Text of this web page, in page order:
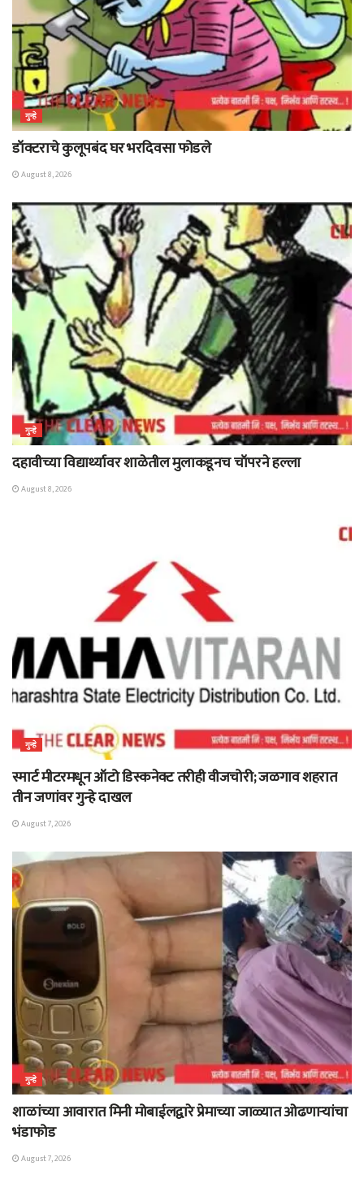
गुन्हे
डॉक्टराचे कुलूपबंद घर भरदिवसा फोडले
August 8, 2026
गुन्हे
दहावीच्या विद्यार्थ्यावर शाळेतील मुलाकडूनच चॉपरने हल्ला
August 8, 2026
गुन्हे
स्मार्ट मीटरमधून ऑटो डिस्कनेक्ट तरीही वीजचोरी; जळगाव शहरात
तीन जणांवर गुन्हे दाखल
August 7, 2026
गुन्हे
शाळांच्या आवारात मिनी मोबाईलद्वारे प्रेमाच्या जाळ्यात ओढणाऱ्यांचा
भंडाफोड
August 7, 2026